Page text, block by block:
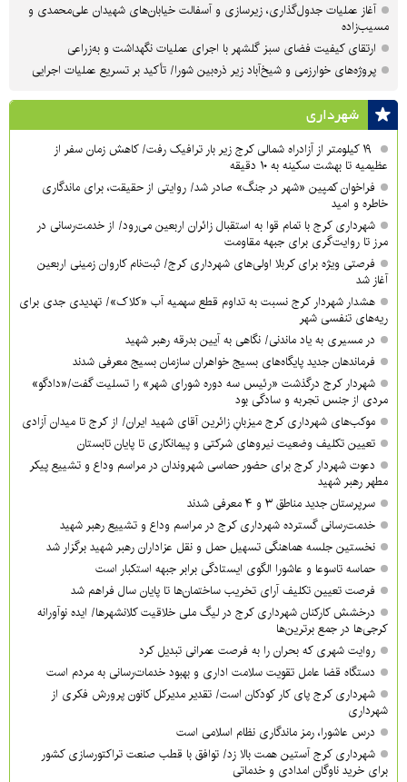
آغاز عملیات جدول‌گذاری، زیرسازی و آسفالت خیابان‌های شهیدان علی‌محمدی و
مسیب‌زاده
ارتقای کیفیت فضای سبز گلشهر با اجرای عملیات نگهداشت و به‌زراعی
پروژه‌های خوارزمی و شیخ‌آباد زیر ذره‌بین شورا/ تأکید بر تسریع عملیات اجرایی
شهرداری
۱۹ کیلومتر از آزادراه شمالی کرج زیر بار ترافیک رفت/ کاهش زمان سفر از
عظیمیه تا بهشت سکینه به ۱۰ دقیقه
فراخوان کمپین «شهر در جنگ» صادر شد/ روایتی از حقیقت، برای ماندگاری
خاطره و امید
شهرداری کرج با تمام قوا به استقبال زائران اربعین می‌رود/ از خدمت‌رسانی در
مرز تا روایت‌گری برای جبهه مقاومت
فرصتی ویژه برای کربلا اولی‌های شهرداری کرج/ ثبت‌نام کاروان زمینی اربعین
آغاز شد
هشدار شهردار کرج نسبت به تداوم قطع سهمیه آب «کلاک»/ تهدیدی جدی برای
ریه‌های تنفسی شهر
در مسیری به یاد ماندنی/ نگاهی به آیین بدرقه رهبر شهید
فرماندهان جدید پایگاه‌های بسیج خواهران سازمان بسیج معرفی شدند
شهردار کرج درگذشت «رئیس سه دوره شورای شهر» را تسلیت گفت/«دادگو»
مردی از جنس تجربه و سادگی بود
موکب‌های شهرداری کرج میزبانِ زائرین آقای شهید ایران/ از کرج تا میدان آزادی
تعیین تکلیف وضعیت نیروهای شرکتی و پیمانکاری تا پایان تابستان
دعوت شهردار کرج برای حضور حماسی شهروندان در مراسم وداع و تشییع پیکر
مطهر رهبر شهید
سرپرستان جدید مناطق ۳ و ۴ معرفی شدند
خدمت‌رسانی گسترده شهرداری کرج در مراسم وداع و تشییع رهبر شهید
نخستین جلسه هماهنگی تسهیل حمل و نقل عزاداران رهبر شهید برگزار شد
حماسه تاسوعا و عاشورا الگوی ایستادگی برابر جبهه استکبار است
فرصت تعیین تکلیف آرای تخریب ساختمان‌ها تا پایان سال فراهم شد
درخشش کارکنان شهرداری کرج در لیگ ملی خلاقیت کلانشهرها/ ایده نوآورانه
کرجی‌ها در جمع برترین‌ها
روایت شهری که بحران را به فرصت عمرانی تبدیل کرد
دستگاه قضا عامل تقویت سلامت اداری و بهبود خدمات‌رسانی به مردم است
شهرداری کرج پای کار کودکان است/ تقدیر مدیرکل کانون پرورش فکری از
شهرداری
درس عاشورا، رمز ماندگاری نظام اسلامی است
شهرداری کرج آستین همت بالا زد/ توافق با قطب صنعت تراکتورسازی کشور
برای خرید ناوگان امدادی و خدماتی